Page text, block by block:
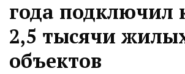
года подключил
2,5 тысячи
объектов